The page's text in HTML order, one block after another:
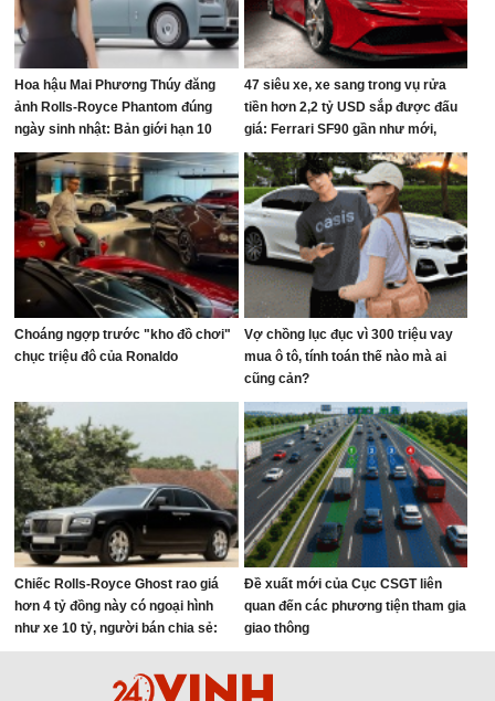
Hoa hậu Mai Phương Thúy đăng
ảnh Rolls-Royce Phantom đúng
ngày sinh nhật: Bản giới hạn 10
chiếc toàn cầu, giá quy đổi gần 68
tỷ đồng
47 siêu xe, xe sang trong vụ rửa
tiền hơn 2,2 tỷ USD sắp được đấu
giá: Ferrari SF90 gần như mới,
Rolls-Royce xếp hàng dài
Choáng ngợp trước "kho đồ chơi"
chục triệu đô của Ronaldo
Vợ chồng lục đục vì 300 triệu vay
mua ô tô, tính toán thế nào mà ai
cũng cản?
Chiếc Rolls-Royce Ghost rao giá
hơn 4 tỷ đồng này có ngoại hình
như xe 10 tỷ, người bán chia sẻ:
‘Vừa bảo dưỡng lớn 800 triệu đồng’
Đề xuất mới của Cục CSGT liên
quan đến các phương tiện tham gia
giao thông